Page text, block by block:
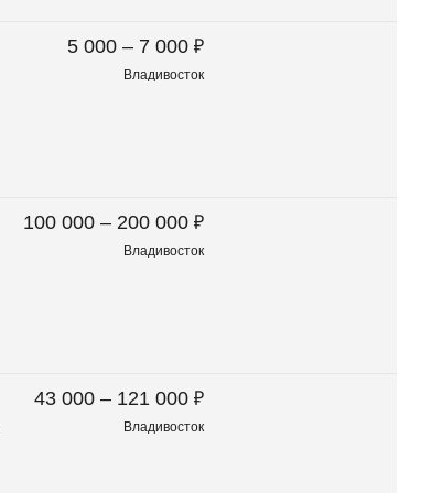
5 000 – 7 000 ₽
Владивосток
100 000 – 200 000 ₽
Владивосток
43 000 – 121 000 ₽
Владивосток